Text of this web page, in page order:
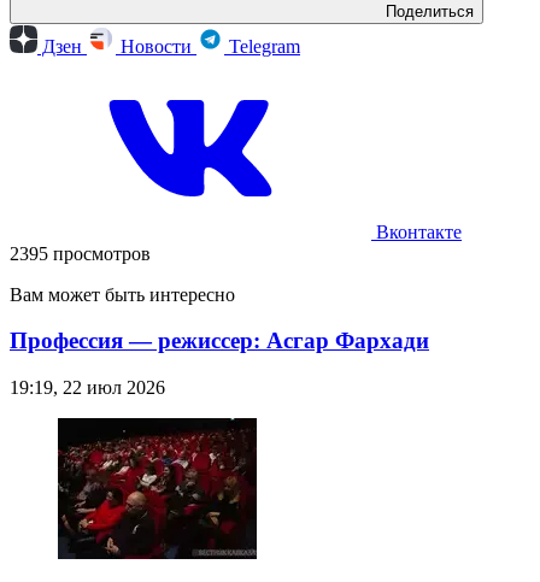
Поделиться
Дзен Новости Telegram
Вконтакте
2395 просмотров
Вам может быть интересно
Профессия — режиссер: Асгар Фархади
19:19, 22 июл 2026